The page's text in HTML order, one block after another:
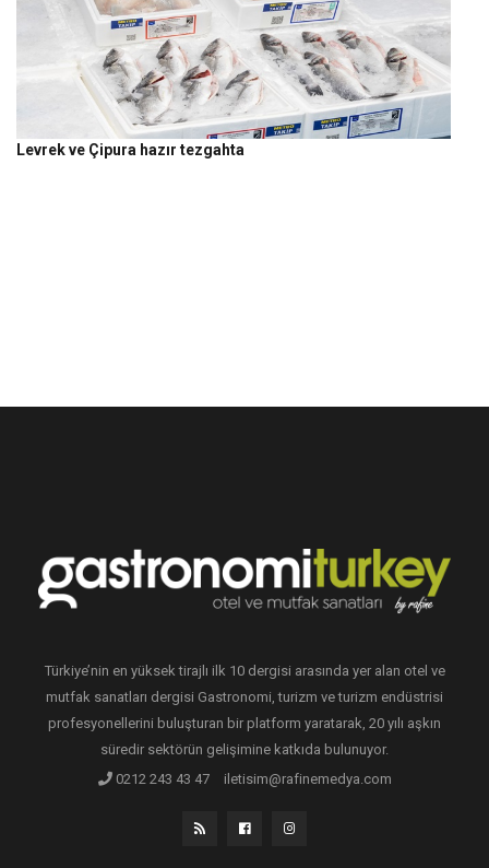
Levrek ve Çipura hazır tezgahta
Türkiye’nin en yüksek tirajlı ilk 10 dergisi arasında yer alan otel ve
mutfak sanatları dergisi Gastronomi, turizm ve turizm endüstrisi
profesyonellerini buluşturan bir platform yaratarak, 20 yılı aşkın
süredir sektörün gelişimine katkıda bulunuyor.
0212 243 43 47
iletisim@rafinemedya.com